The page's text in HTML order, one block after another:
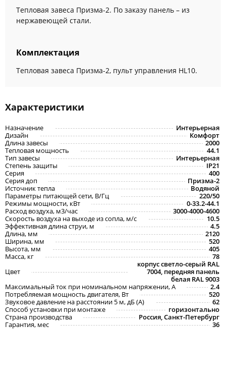
Тепловая завеса Призма-2. По заказу панель – из
нержавеющей стали.
Комплектация
Тепловая завеса Призма-2, пульт управления HL10.
Характеристики
Назначение
Интерьерная
Дизайн
Комфорт
Длина завесы
2000
Тепловая мощность
44.1
Тип завесы
Интерьерная
Степень защиты
IP21
Серия
400
Серия доп
Призма-2
Источник тепла
Водяной
Параметры питающей сети, В/Гц
220/50
Режимы мощности, кВт
0-33.2-44.1
Расход воздуха, м3/час
3000-4000-4600
Скорость воздуха на выходе из сопла, м/с
10.5
Эффективная длина струи, м
4.5
Длина, мм
2120
Ширина, мм
520
Высота, мм
405
Масса, кг
78
Цвет
корпус светло-серый RAL
7004, передняя панель
белая RAL 9003
Максимальный ток при номинальном напряжении, A
2.4
Потребляемая мощность двигателя, Вт
520
Звуковое давление на расстоянии 5 м, дБ (A)
62
Способ установки при монтаже
горизонтально
Страна производства
Россия, Санкт-Петербург
Гарантия, мес
36